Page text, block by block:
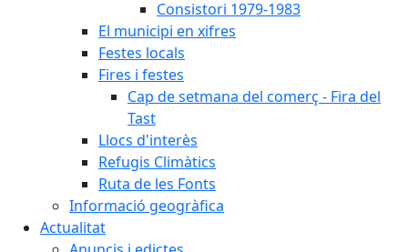
Consistori 1979-1983
El municipi en xifres
Festes locals
Fires i festes
Cap de setmana del comerç - Fira del
Tast
Llocs d'interès
Refugis Climàtics
Ruta de les Fonts
Informació geogràfica
Actualitat